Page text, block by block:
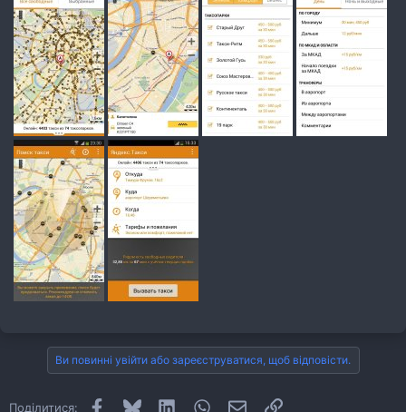
Ви повинні увійти або зареєструватися, щоб відповісти.
Поділитися: Facebook
Bluesky LinkedInWhatsApp
E-mailПосилання